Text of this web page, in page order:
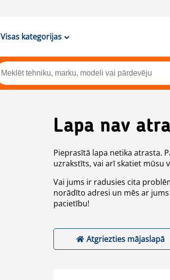
Visas kategorijas
Lapa nav
Pieprasītā lapa netika atrasta.
uzrakstīts, vai arī skatiet mūsu
Vai jums ir radusies cita
norādīto adresi un mēs ar
pacietību!
Atgriezties mājaslapā